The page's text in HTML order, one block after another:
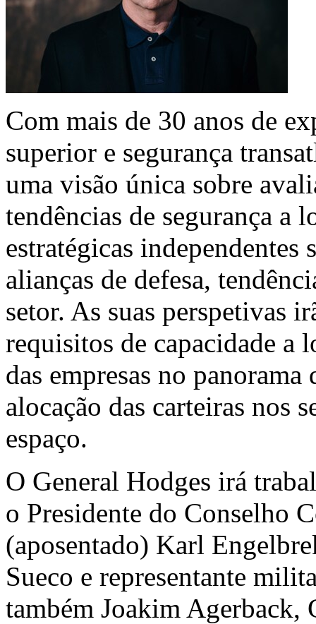
Com mais de 30 anos de
superior e segurança
uma visão única sobre
tendências de segurança a
estratégicas independentes
alianças de defesa,
setor. As suas perspetivas
requisitos de capacidade a
das empresas no
alocação das carteiras nos
espaço.
O General Hodges irá
o Presidente do Conselho
(aposentado) Karl
Sueco e representante
também Joakim Agerback,